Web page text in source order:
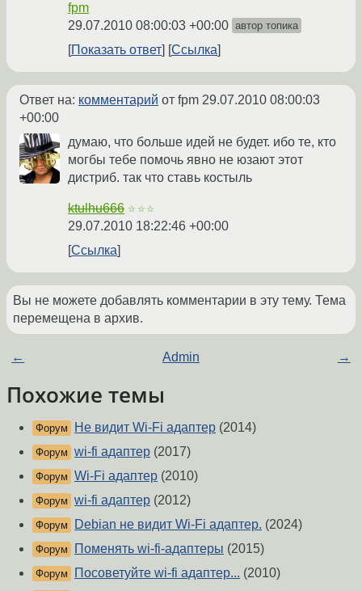
fpm
29.07.2010 08:00:03 +00:00 автор топика
Показать ответ Ссылка
Ответ на: комментарий от fpm 29.07.2010 08:00:03
+00:00
думаю, что больше идей не будет. ибо те, кто
могбы тебе помочь явно не юзают этот
дистриб. так что ставь костыль
ktulhu666 ☆☆☆
29.07.2010 18:22:46 +00:00
Ссылка
Вы не можете добавлять комментарии в эту тему. Тема
перемещена в архив.
← Admin →
Похожие темы
Форум Не видит Wi-Fi адаптер (2014)
Форум wi-fi адаптер (2017)
Форум Wi-Fi адаптер (2010)
Форум wi-fi адаптер (2012)
Форум Debian не видит Wi-Fi адаптер. (2024)
Форум Поменять wi-fi-адаптеры (2015)
Форум Посоветуйте wi-fi адаптер... (2010)